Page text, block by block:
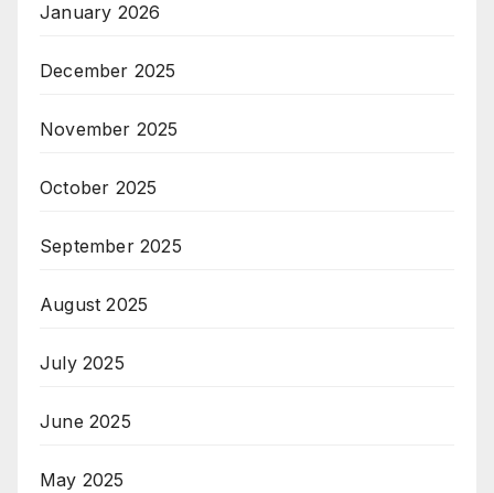
January 2026
December 2025
November 2025
October 2025
September 2025
August 2025
July 2025
June 2025
May 2025